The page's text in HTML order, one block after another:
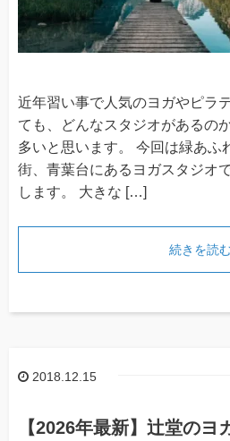
近年習い事で人気のヨガやピラ
ても、どんなスタジオがあるの
多いと思います。 今回は緑あふ
街、青葉台にあるヨガスタジオ
します。 大きな […]
続きを読
2018.12.15
【2026年最新】辻堂のヨ